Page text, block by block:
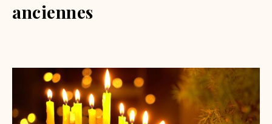
anciennes